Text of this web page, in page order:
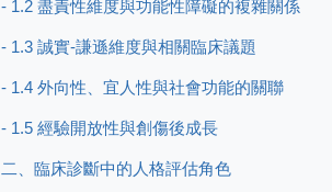
- 1.2 盡責性維度與功能性障礙的複雜關係
- 1.3 誠實-謙遜維度與相關臨床議題
- 1.4 外向性、宜人性與社會功能的關聯
- 1.5 經驗開放性與創傷後成長
二、臨床診斷中的人格評估角色